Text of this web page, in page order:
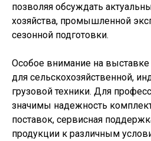
позволяя обсуждать
хозяйства, промышленной
сезонной подготовки.
Особое внимание на
для сельскохозяйственной,
грузовой техники. Для
значимы надежность
поставок, сервисная
продукции к различным